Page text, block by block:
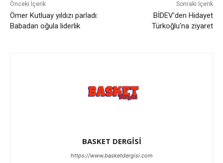
Önceki İçerik
Ömer Kutluay yıldızı parladı:
Babadan oğula liderlik
Sonraki İçerik
BİDEV’den Hidayet
Türkoğlu‘na ziyaret
BASKET DERGİSİ
https://www.basketdergisi.com